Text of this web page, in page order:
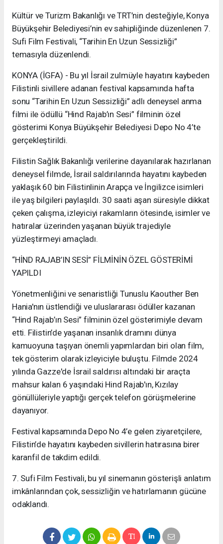
Kültür ve Turizm Bakanlığı ve TRT’nin desteğiyle, Konya
Büyükşehir Belediyesi’nin ev sahipliğinde düzenlenen 7.
Sufi Film Festivali, “Tarihin En Uzun Sessizliği”
temasıyla düzenlendi.
KONYA (İGFA) - Bu yıl İsrail zulmüyle hayatını kaybeden
Filistinli sivillere adanan festival kapsamında hafta
sonu “Tarihin En Uzun Sessizliği” adlı deneysel anma
filmi ile ödüllü “Hind Rajab’ın Sesi” filminin özel
gösterimi Konya Büyükşehir Belediyesi Depo No 4’te
gerçekleştirildi.
Filistin Sağlık Bakanlığı verilerine dayanılarak hazırlanan
deneysel filmde, İsrail saldırılarında hayatını kaybeden
yaklaşık 60 bin Filistinlinin Arapça ve İngilizce isimleri
ile yaş bilgileri paylaşıldı. 30 saati aşan süresiyle dikkat
çeken çalışma, izleyiciyi rakamların ötesinde, isimler ve
hatıralar üzerinden yaşanan büyük trajediyle
yüzleştirmeyi amaçladı.
“HİND RAJAB’IN SESİ” FİLMİNİN ÖZEL GÖSTERİMİ
YAPILDI
Yönetmenliğini ve senaristliği Tunuslu Kaouther Ben
Hania'nın üstlendiği ve uluslararası ödüller kazanan
“Hind Rajab’ın Sesi” filminin özel gösterimiyle devam
etti. Filistin’de yaşanan insanlık dramını dünya
kamuoyuna taşıyan önemli yapımlardan biri olan film,
tek gösterim olarak izleyiciyle buluştu. Filmde 2024
yılında Gazze'de İsrail saldırısı altındaki bir araçta
mahsur kalan 6 yaşındaki Hind Rajab'ın, Kızılay
gönüllüleriyle yaptığı gerçek telefon görüşmelerine
dayanıyor.
Festival kapsamında Depo No 4’e gelen ziyaretçilere,
Filistin’de hayatını kaybeden sivillerin hatırasına birer
karanfil de takdim edildi.
7. Sufi Film Festivali, bu yıl sinemanın gösterişli anlatım
imkânlarından çok, sessizliğin ve hatırlamanın gücüne
odaklandı.